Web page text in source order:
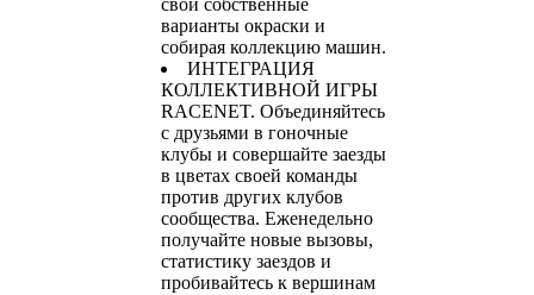
свои собственные
варианты окраски и
собирая коллекцию машин.
ИНТЕГРАЦИЯ
КОЛЛЕКТИВНОЙ ИГРЫ
RACENET. Объединяйтесь
с друзьями в гоночные
клубы и совершайте заезды
в цветах своей команды
против других клубов
сообщества. Еженедельно
получайте новые вызовы,
статистику заездов и
пробивайтесь к вершинам